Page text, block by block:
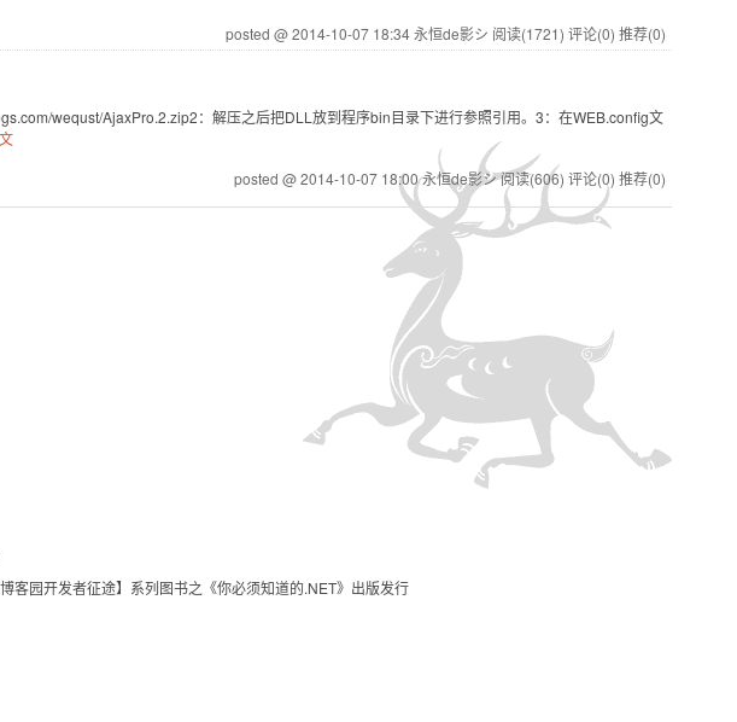
posted @ 2014-10-07 18:34 永恒de影シ 阅读(1721) 评论(0) 推荐(0)
wequst/AjaxPro.2.zip2：解压之后把DLL放到程序bin目录下进行参照引用。3：在WEB.config文
posted @ 2014-10-07 18:00 永恒de影シ阅读(606) 评论(0) 推荐(0)
客园开发者征途】系列图书之《你必须知道的.NET》出版发行